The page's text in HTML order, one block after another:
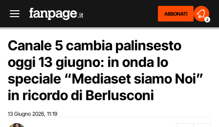
ABBONATI
2
Canale 5 cambia palinsesto
oggi 13 giugno: in onda lo
speciale “Mediaset siamo Noi”
in ricordo di Berlusconi
13 Giugno 2026 11:19